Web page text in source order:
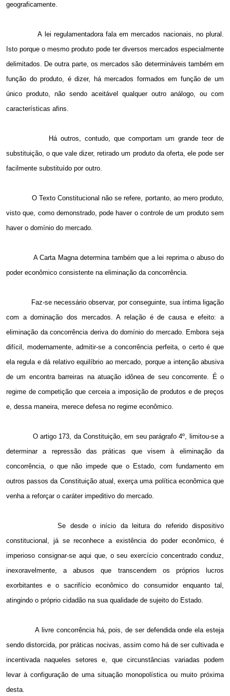
geograficamente.
A lei regulamentadora fala em mercados nacionais, no plural.
Isto porque o mesmo produto pode ter diversos mercados especialmente
delimitados. De outra parte, os mercados são determináveis também em
função do produto, é dizer, há mercados formados em função de um
único produto, não sendo aceitável qualquer outro análogo, ou com
características afins.
Há outros, contudo, que comportam um grande teor de
substituição, o que vale dizer, retirado um produto da oferta, ele pode ser
facilmente substituído por outro.
O Texto Constitucional não se refere, portanto, ao mero produto,
visto que, como demonstrado, pode haver o controle de um produto sem
haver o domínio do mercado.
A Carta Magna determina também que a lei reprima o abuso do
poder econômico consistente na eliminação da concorrência.
Faz-se necessário observar, por conseguinte, sua íntima ligação
com a dominação dos mercados. A relação é de causa e efeito: a
eliminação da concorrência deriva do domínio do mercado. Embora seja
difícil, modernamente, admitir-se a concorrência perfeita, o certo é que
ela regula e dá relativo equilíbrio ao mercado, porque a intenção abusiva
de um encontra barreiras na atuação idônea de seu concorrente. É o
regime de competição que cerceia a imposição de produtos e de preços
e, dessa maneira, merece defesa no regime econômico.
O artigo 173, da Constituição, em seu parágrafo 4º, limitou-se a
determinar a repressão das práticas que visem à eliminação da
concorrência, o que não impede que o Estado, com fundamento em
outros passos da Constituição atual, exerça uma política econômica que
venha a reforçar o caráter impeditivo do mercado.
Se desde o início da leitura do referido dispositivo
constitucional, já se reconhece a existência do poder econômico, é
imperioso consignar-se aqui que, o seu exercício concentrado conduz,
inexoravelmente, a abusos que transcendem os próprios lucros
exorbitantes e o sacrifício econômico do consumidor enquanto tal,
atingindo o próprio cidadão na sua qualidade de sujeito do Estado.
A livre concorrência há, pois, de ser defendida onde ela esteja
sendo distorcida, por práticas nocivas, assim como há de ser cultivada e
incentivada naqueles setores e, que circunstâncias variadas podem
levar à configuração de uma situação monopolística ou muito próxima
desta.